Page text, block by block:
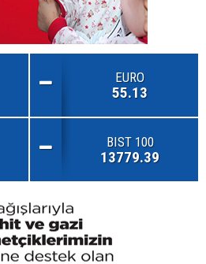
EURO
55.13
BIST 100
13779.39